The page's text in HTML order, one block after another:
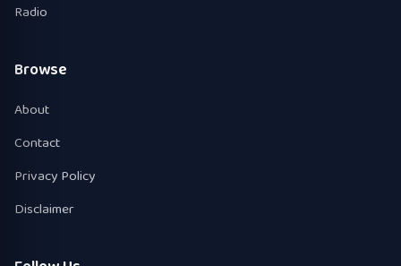
Radio
Browse
About
Contact
Privacy Policy
Disclaimer